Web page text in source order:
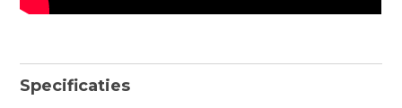
Specificaties